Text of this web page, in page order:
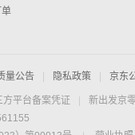
量公告 隐私政策 京东
方平台备案凭证
新出发京